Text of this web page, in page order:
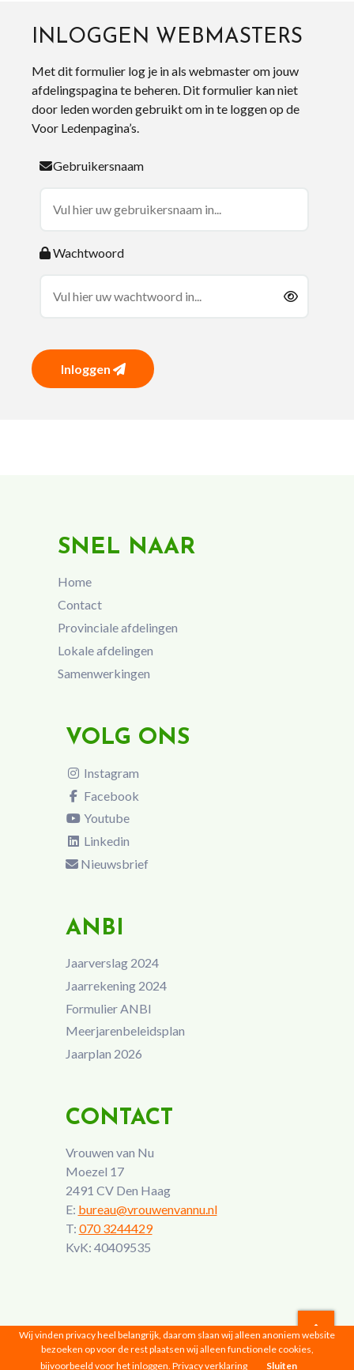
INLOGGEN WEBMASTERS
Met dit formulier log je in als webmaster om jouw
afdelingspagina te beheren. Dit formulier kan niet
door leden worden gebruikt om in te loggen op de
Voor Ledenpagina’s.
Gebruikersnaam
Wachtwoord
Inloggen
SNEL NAAR
Home
Contact
Provinciale afdelingen
Lokale afdelingen
Samenwerkingen
VOLG ONS
Instagram
Facebook
Youtube
Linkedin
Nieuwsbrief
ANBI
Jaarverslag 2024
Jaarrekening 2024
Formulier ANBI
Meerjarenbeleidsplan
Jaarplan 2026
CONTACT
Vrouwen van Nu
Moezel 17
2491 CV Den Haag
E: bureau@vrouwenvannu.nl
T: 070 3244429
KvK: 40409535
Vrouwen van Nu © 2026 |Privacyverklaring
Wij vinden privacy heel belangrijk, daarom slaan wij alleen anoniem website
bezoeken op voor de rest plaatsen wij alleen functionele cookies,
bijvoorbeeld voor het inloggen. Privacy verklaring Sluiten